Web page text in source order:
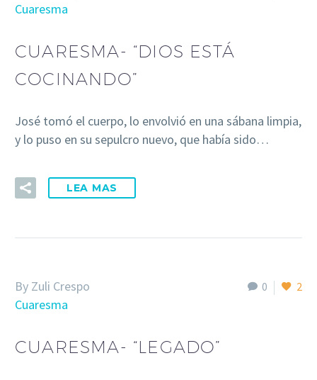
Cuaresma
CUARESMA- “DIOS ESTÁ
COCINANDO”
José tomó el cuerpo, lo envolvió en una sábana limpia,
y lo puso en su sepulcro nuevo, que había sido…
LEA MAS
0 2
By Zuli Crespo
Cuaresma
CUARESMA- “LEGADO”